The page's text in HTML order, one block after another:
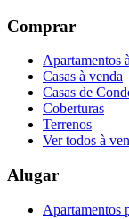
Comprar
Apartamentos
Casas à venda
Casas de
Coberturas
Terrenos
Ver todos à
Alugar
Apartamentos